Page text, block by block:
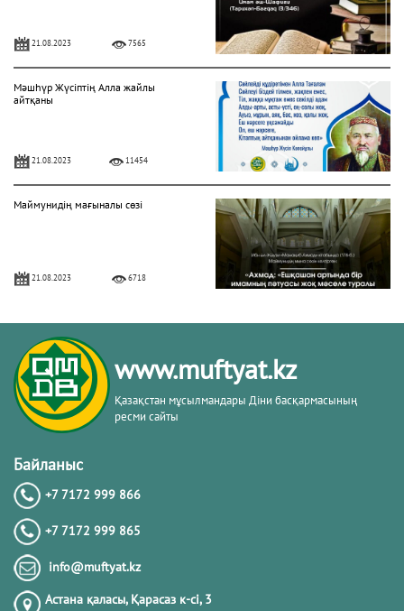
21.08.2023 7565
Мәшһүр Жүсіптің Алла жайлы
айтқаны
21.08.2023 11454
Маймунидің мағыналы сөзі
21.08.2023 6718
Дұға соңынан бет сипау – мұстахаб
02.06.2023
29.05.2023
Жақсы және жаман бидғат
www.muftyat.kz
Қазақстан мұсылмандары Діни басқармасының
ресми сайты
Байланыс
+7 7172 999 866
+7 7172 999 865
info@muftyat.kz
Астана қаласы, Қарасаз к-сi, 3